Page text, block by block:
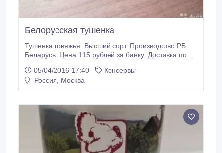
Белорусская тушенка
Тушенка говяжья. Высший сорт. Производство РБ
Беларусь. Цена 115 рублей за банку. Доставка по
05/04/2016 17:40
Консервы
Россия, Москва